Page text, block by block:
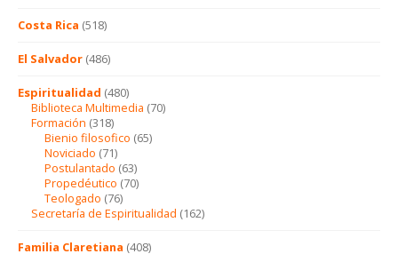
Costa Rica (518)
El Salvador (486)
Espiritualidad (480)
Biblioteca Multimedia (70)
Formación (318)
Bienio filosofico (65)
Noviciado (71)
Postulantado (63)
Propedéutico (70)
Teologado (76)
Secretaría de Espiritualidad (162)
Familia Claretiana (408)